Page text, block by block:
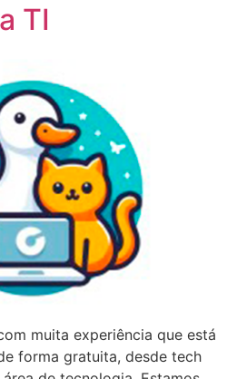
TI
muita experiência que está
forma gratuita, desde tech